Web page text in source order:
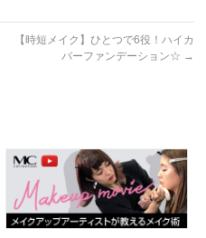
【時短メイク】ひとつで6役！ハイカ
バーファンデーション☆ →